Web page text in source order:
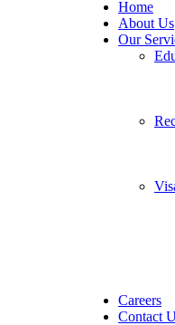
Home
About Us
Our
Careers
Contact